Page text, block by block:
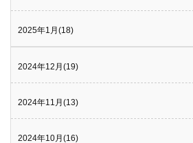
2025年1月(18)
2024年12月(19)
2024年11月(13)
2024年10月(16)